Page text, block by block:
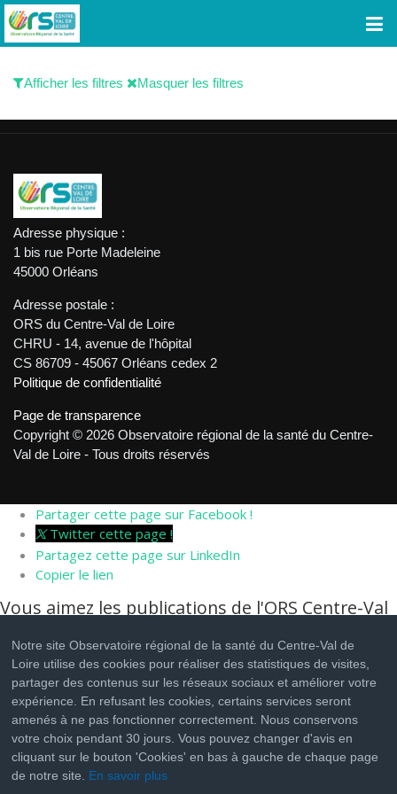
Afficher les filtres Masquer les filtres
Notre site Observatoire régional de la santé du Centre-Val de
Loire utilise des cookies pour réaliser des statistiques de visites,
partager des contenus sur les réseaux sociaux et améliorer votre
expérience. En refusant les cookies, certains services seront
amenés à ne pas fonctionner correctement. Nous conservons
votre choix pendant 30 jours. Vous pouvez changer d'avis en
cliquant sur le bouton 'Cookies' en bas à gauche de chaque page
de notre site. En savoir plus
Adresse physique :
1 bis rue Porte Madeleine
45000 Orléans
Adresse postale :
ORS du Centre-Val de Loire
CHRU - 14, avenue de l'hôpital
CS 86709 - 45067 Orléans cedex 2
Politique de confidentialité
Page de transparence
Copyright © 2026 Observatoire régional de la santé du Centre-
Val de Loire - Tous droits réservés
Partager cette page sur Facebook !
Twitter cette page !
Partagez cette page sur LinkedIn
Copier le lien
Vous aimez les publications de l'ORS Centre-Val
Cliquez sur les boutons ci-dessous pour nous suivre sur les
réseaux sociaux
Suivez nous sur Facebook !
Suivez nous sur Twitter !
Suivez nous sur LinkedIn !
Partager cette page sur Facebook !